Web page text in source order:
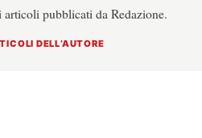
pubblicati da Redazione.
DELL’AUTORE